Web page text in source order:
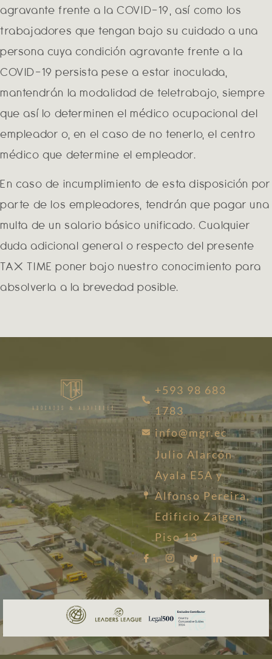
agravante frente a la COVID-19, así como los
trabajadores que tengan bajo su cuidado a una
persona cuya condición agravante frente a la
COVID-19 persista pese a estar inoculada,
mantendrán la modalidad de teletrabajo, siempre
que así lo determinen el médico ocupacional del
empleador o, en el caso de no tenerlo, el centro
médico que determine el empleador.
En caso de incumplimiento de esta disposición por
parte de los empleadores, tendrán que pagar una
multa de un salario básico unificado. Cualquier
duda adicional general o respecto del presente
TAX TIME poner bajo nuestro conocimiento para
absolverla a la brevedad posible.
+593 98 683
1783
info@mgr.ec
Julio Alarcón
Ayala E5A y
Alfonso Pereira,
Edificio Zaigen.
Piso 13